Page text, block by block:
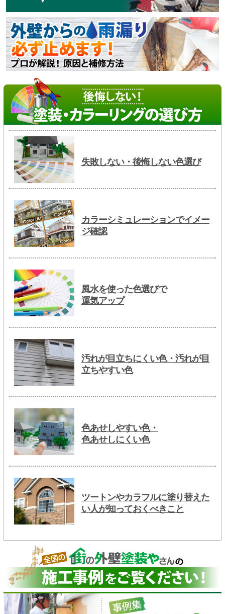
失敗しない・後悔しない色選び
カラーシミュレーションでイメー
ジ確認
風水を使った色選びで
運気アップ
汚れが目立ちにくい色・汚れが目
立ちやすい色
色あせしやすい色・
色あせしにくい色
ツートンやカラフルに塗り替えた
い人が知っておくべきこと